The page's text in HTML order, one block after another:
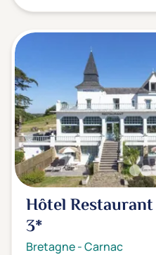
Hôtel
3*
Bretagne-Carnac